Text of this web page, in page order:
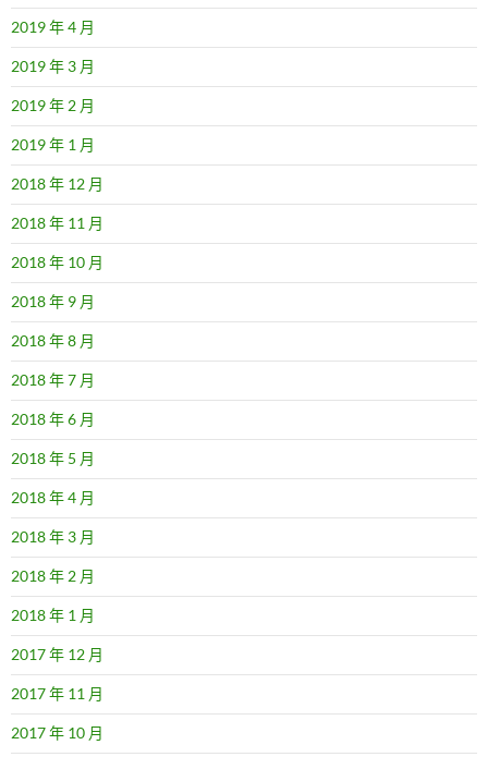
2019 年 4 月
2019 年 3 月
2019 年 2 月
2019 年 1 月
2018 年 12 月
2018 年 11 月
2018 年 10 月
2018 年 9 月
2018 年 8 月
2018 年 7 月
2018 年 6 月
2018 年 5 月
2018 年 4 月
2018 年 3 月
2018 年 2 月
2018 年 1 月
2017 年 12 月
2017 年 11 月
2017 年 10 月